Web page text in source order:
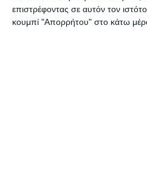
επιστρέφοντας σε αυτόν τον
κουμπί "Απορρήτου" στο κάτω